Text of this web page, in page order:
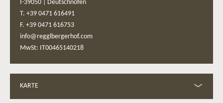
I-39050
Deutschnofen
T. +39 0471 616491
F. +39 0471 616753
info@regglbergerhof.com
MwSt: IT00465140218
KARTE